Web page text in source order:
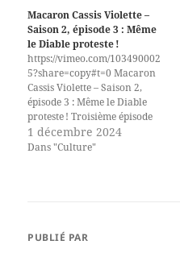
l’humour, c'est sérieux, il ne
faut pas le laisser à des
rigolos ! Un nouvel épisode
est diffusé tous les lundis soir
sur la…
Macaron Cassis Violette –
Saison 2, épisode 3 : Même
le Diable proteste !
https://vimeo.com/103490002
5?share=copy#t=0 Macaron
Cassis Violette – Saison 2,
épisode 3 : Même le Diable
proteste ! Troisième épisode
de la saison 2 de
Macarons Cassis Violette,
Tandis que le gouvernement
1 décembre 2024
Dans "Culture"
PUBLIÉ PAR